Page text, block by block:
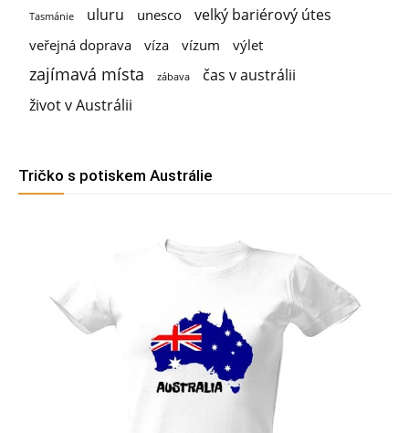
Tasmánie uluru unesco velký bariérový útes
veřejná doprava víza vízum výlet
zajímavá místa zábava
čas v austrálii
život v Austrálii
Tričko s potiskem Austrálie